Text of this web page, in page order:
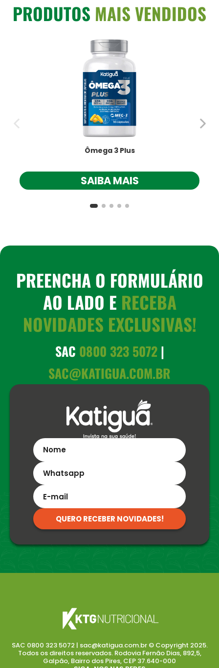
PRODUTOS MAIS VENDIDOS
Ômega 3 Plus
SAIBA MAIS
PREENCHA O FORMULÁRIO
AO LADO E RECEBA
NOVIDADES EXCLUSIVAS!
SAC 0800 323 5072|
SAC@KATIGUA.COM.BR
QUERO RECEBER NOVIDADES!
SAC 0800 323 5072 | sac@katigua.com.br © Copyright 2025.
Todos os direitos reservados. Rodovia Fernão Dias, 892,5,
Galpão, Bairro dos Pires, CEP 37.640-000